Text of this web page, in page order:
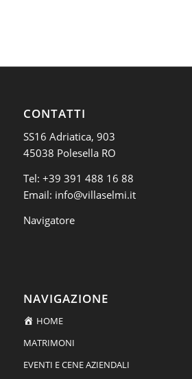
CONTATTI
SS16 Adriatica, 903
45038 Polesella RO
Tel: +39 391 488 16 88
Email: info@villaselmi.it
Navigatore
NAVIGAZIONE
HOME
MATRIMONI
EVENTI E CENE AZIENDALI